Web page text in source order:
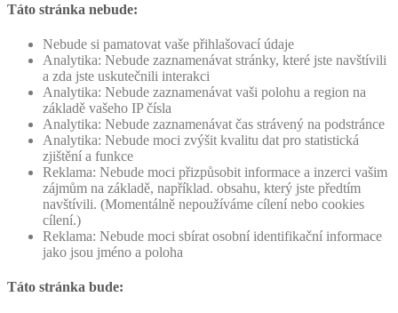
Táto stránka nebude:
Nebude si pamatovat vaše přihlašovací údaje
Analytika: Nebude zaznamenávat stránky, které jste navštívili
a zda jste uskutečnili interakci
Analytika: Nebude zaznamenávat vaši polohu a region na
základě vašeho IP čísla
Analytika: Nebude zaznamenávat čas strávený na podstránce
Analytika: Nebude moci zvýšit kvalitu dat pro statistická
zjištění a funkce
Reklama: Nebude moci přizpůsobit informace a inzerci vašim
zájmům na základě, například. obsahu, který jste předtím
navštívili. (Momentálně nepoužíváme cílení nebo cookies
cílení.)
Reklama: Nebude moci sbírat osobní identifikační informace
jako jsou jméno a poloha
Táto stránka bude: